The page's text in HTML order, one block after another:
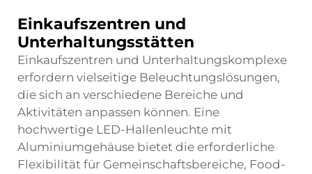
Einkaufszentren und
Unterhaltungsstätten
Einkaufszentren und Unterhaltungskomplexe
erfordern vielseitige Beleuchtungslösungen,
die sich an verschiedene Bereiche und
Aktivitäten anpassen können. Eine
hochwertige LED-Hallenleuchte mit
Aluminiumgehäuse bietet die erforderliche
Flexibilität für Gemeinschaftsbereiche, Food-